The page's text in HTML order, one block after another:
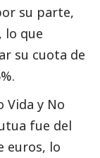
su parte,
lo que
su cuota de
Vida y No
fue del
euros, lo